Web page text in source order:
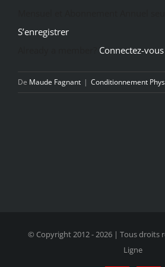
S’enregistrer
Connectez-
De Maude Fagnant | Conditionnement
© Copyright 2012 -2026 | Tous droits
Ligne